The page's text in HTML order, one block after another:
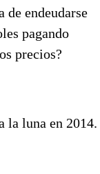
de endeudarse
pagando
precios?
la luna en 2014.